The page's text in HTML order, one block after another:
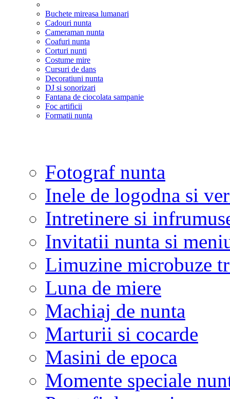
Buchete mireasa lumanari
Cadouri nunta
Cameraman nunta
Coafuri nunta
Corturi nunti
Costume mire
Cursuri de dans
Decoratiuni nunta
DJ si sonorizari
Fantana de ciocolata sampanie
Foc artificii
Formatii nunta
Fotograf nunta
Inele de logodna si
Intretinere si
Invitatii nunta si
Limuzine microbuze
Luna de miere
Machiaj de nunta
Marturii si cocarde
Masini de epoca
Momente speciale